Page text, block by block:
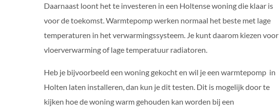
Daarnaast loont het te investeren in een Holtense woning die klaar is
voor de toekomst. Warmtepomp werken normaal het beste met lage
temperaturen in het verwarmingssysteem. Je kunt daarom kiezen voor
vloerverwarming of lage temperatuur radiatoren.
Heb je bijvoorbeeld een woning gekocht en wil je een warmtepomp in
Holten laten installeren, dan kun je dit testen. Dit is mogelijk door te
kijken hoe de woning warm gehouden kan worden bij een